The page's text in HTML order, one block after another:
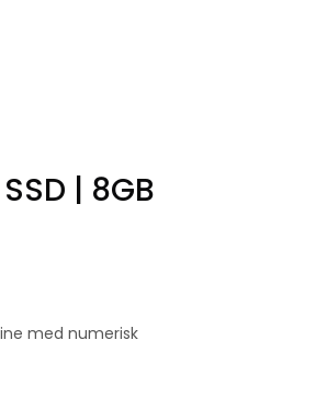
| 8GB
med numerisk